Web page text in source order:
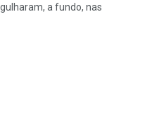
a fundo, nas